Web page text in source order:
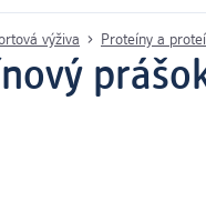
výživa Proteíny a